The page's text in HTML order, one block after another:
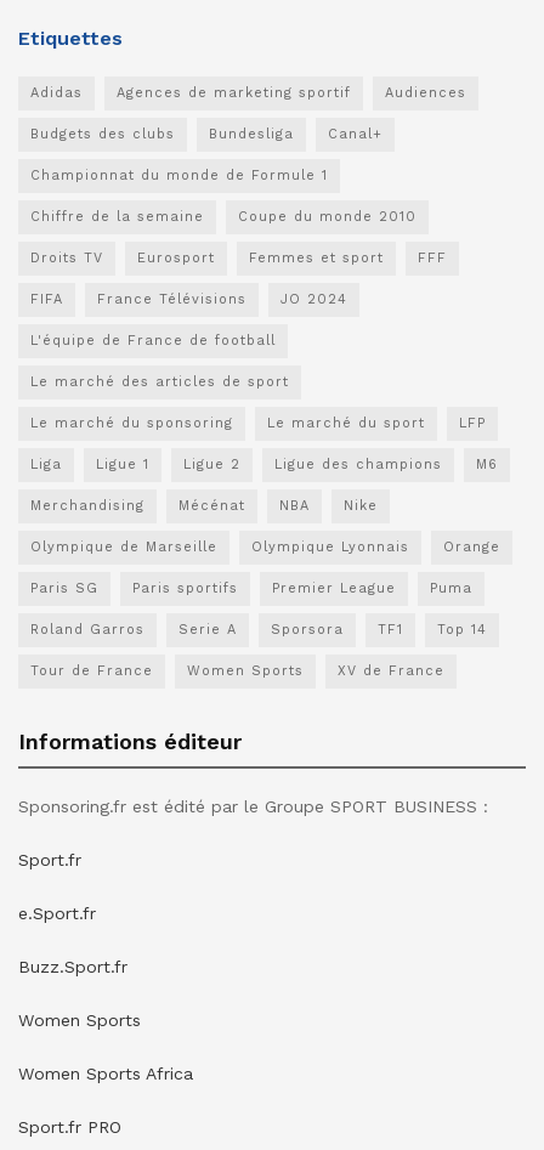
Etiquettes
Adidas Agences de marketing sportif Audiences
Budgets des clubs Bundesliga Canal+
Championnat du monde de Formule 1
Chiffre de la semaine Coupe du monde 2010
Droits TV Eurosport Femmes et sport FFF
FIFA France Télévisions JO 2024
L'équipe de France de football
Le marché des articles de sport
Le marché du sponsoring Le marché du sport LFP
Liga Ligue 1 Ligue 2 Ligue des champions M6
Merchandising Mécénat NBA Nike
Olympique de Marseille Olympique Lyonnais Orange
Paris SG Paris sportifs Premier League Puma
Roland Garros Serie A Sporsora TF1 Top 14
Tour de France Women Sports XV de France
Informations éditeur
Sponsoring.fr est édité par le Groupe SPORT BUSINESS :
Sport.fr
e.Sport.fr
Buzz.Sport.fr
Women Sports
Women Sports Africa
Sport.fr PRO